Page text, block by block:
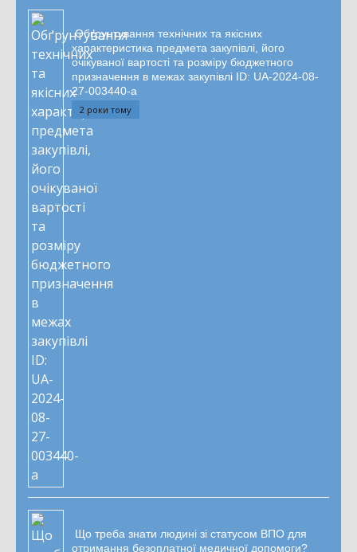
Обґрунтування технічних та якісних
характеристика предмета закупівлі, його
очікуваної вартості та розміру бюджетного
призначення в межах закупівлі ID: UA-2024-08-
27-003440-a
2 роки тому
Що треба знати людині зі статусом ВПО для
отримання безоплатної медичної допомоги?